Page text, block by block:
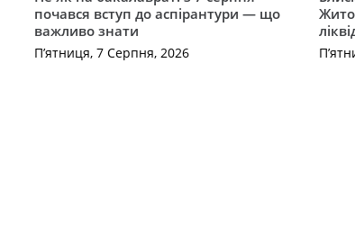
почався вступ до аспірантури — що
важливо знати
П’ятниця, 7 Серпня, 2026